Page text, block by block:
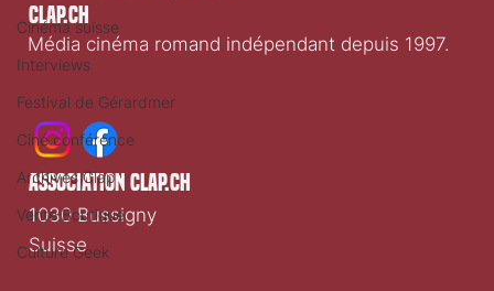
Cinéma suisse
Interviews
Festival de Gérardmer
Ciné conférence
Archives Clap
Vente Boutique
Culture Geek
Clap.ch
Média cinéma romand indépendant depuis 1997.
association clap.ch
1030 Bussigny
Suisse